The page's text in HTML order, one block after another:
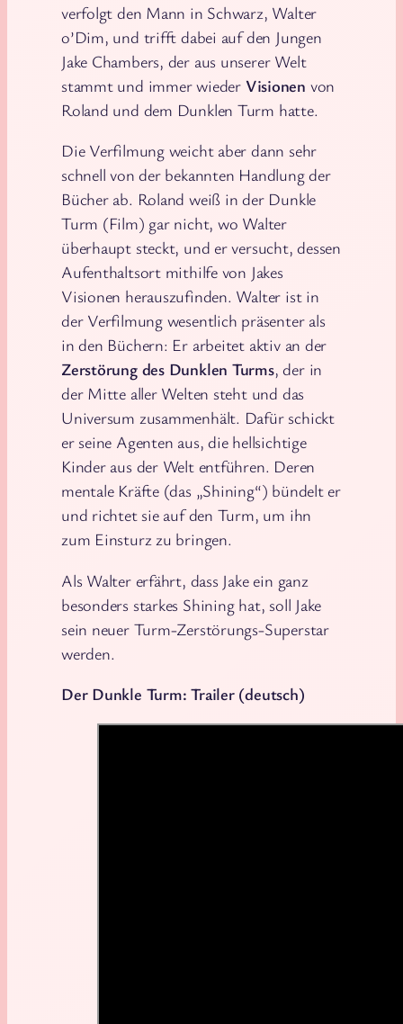
verfolgt den Mann in Schwarz, Walter
o’Dim, und trifft dabei auf den Jungen
Jake Chambers, der aus unserer Welt
stammt und immer wieder Visionen von
Roland und dem Dunklen Turm hatte.
Die Verfilmung weicht aber dann sehr
schnell von der bekannten Handlung der
Bücher ab. Roland weiß in der Dunkle
Turm (Film) gar nicht, wo Walter
überhaupt steckt, und er versucht, dessen
Aufenthaltsort mithilfe von Jakes
Visionen herauszufinden. Walter ist in
der Verfilmung wesentlich präsenter als
in den Büchern: Er arbeitet aktiv an der
Zerstörung des Dunklen Turms, der in
der Mitte aller Welten steht und das
Universum zusammenhält. Dafür schickt
er seine Agenten aus, die hellsichtige
Kinder aus der Welt entführen. Deren
mentale Kräfte (das „Shining“) bündelt er
und richtet sie auf den Turm, um ihn
zum Einsturz zu bringen.
Als Walter erfährt, dass Jake ein ganz
besonders starkes Shining hat, soll Jake
sein neuer Turm-Zerstörungs-Superstar
werden.
Der Dunkle Turm: Trailer (deutsch)